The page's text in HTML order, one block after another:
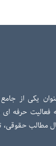
یکی از جامع
۱۵ سال سابقه
مطالب